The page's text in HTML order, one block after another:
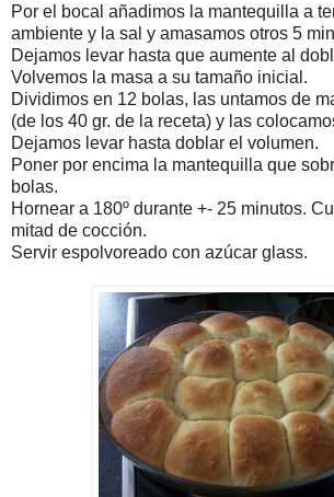
Por el bocal añadimos la mantequilla a
ambiente y la sal y amasamos otros 5
Dejamos levar hasta que aumente al
Volvemos la masa a su tamaño inicial.
Dividimos en 12 bolas, las untamos de
(de los 40 gr. de la receta) y las
Dejamos levar hasta doblar el volumen.
Poner por encima la mantequilla que
bolas.
Hornear a 180º durante +- 25 minutos.
mitad de cocción.
Servir espolvoreado con azúcar glass.